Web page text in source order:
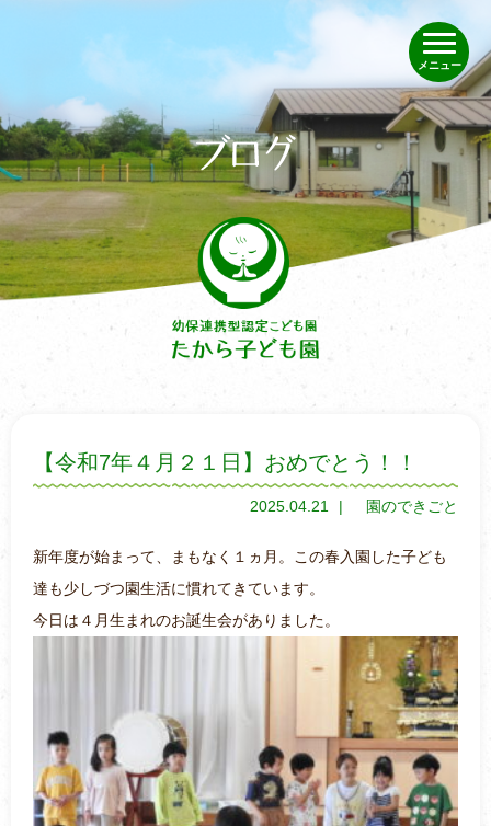
メニュー
【令和7年４月２１日】おめでとう！！
2025.04.21 園のできごと
新年度が始まって、まもなく１ヵ月。この春入園した子ども
達も少しづつ園生活に慣れてきています。
今日は４月生まれのお誕生会がありました。